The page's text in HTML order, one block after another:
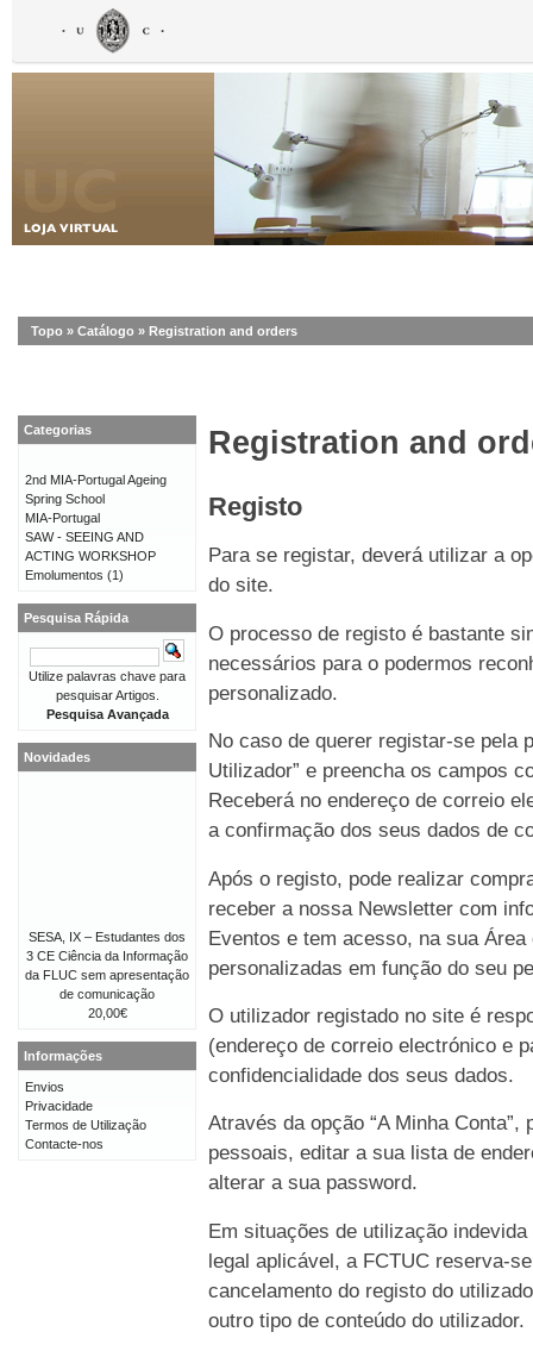
Topo » Catálogo » Registration and orders
Registration and
Registo
Para se registar, deverá utilizar a
do site.
O processo de registo é bastante
necessários para o podermos
personalizado.
No caso de querer registar-se pela
Utilizador” e preencha os campos
Receberá no endereço de correio
a confirmação dos seus dados de
Após o registo, pode realizar
receber a nossa Newsletter com
Eventos e tem acesso, na sua
personalizadas em função do seu
O utilizador registado no site é
(endereço de correio electrónico e
confidencialidade dos seus dados.
Através da opção “A Minha
pessoais, editar a sua lista de
alterar a sua password.
Em situações de utilização
legal aplicável, a FCTUC reserva-
cancelamento do registo do
outro tipo de conteúdo do utilizador.
Categorias
2nd MIA-Portugal Ageing
Spring School
MIA-Portugal
SAW - SEEING AND
ACTING WORKSHOP
Emolumentos (1)
Pesquisa Rápida
Utilize palavras chave para
pesquisar Artigos.
Pesquisa Avançada
Novidades
SESA, IX – Estudantes dos
3 CE Ciência da Informação
da FLUC sem apresentação
de comunicação
20,00€
Informações
Envios
Privacidade
Termos de Utilização
Contacte-nos